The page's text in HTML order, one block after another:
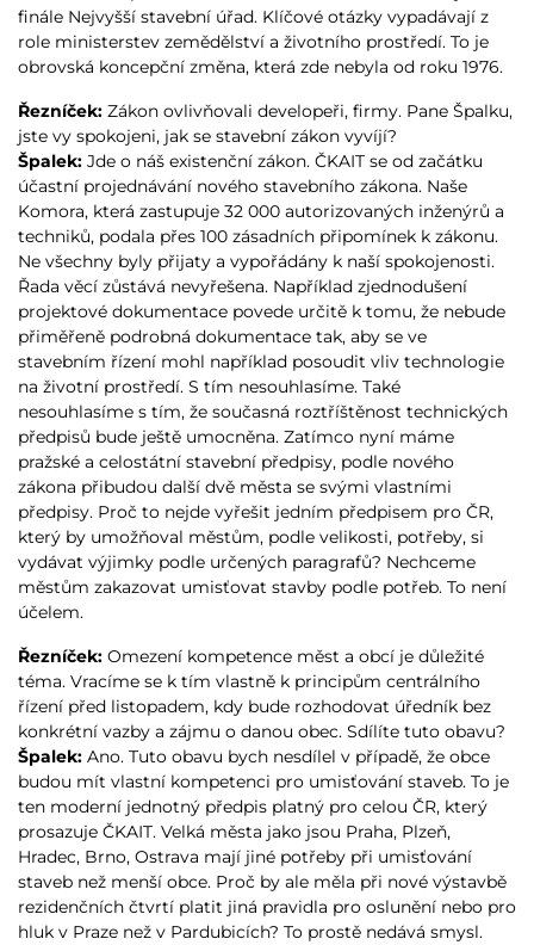
finále Nejvyšší stavební úřad. Klíčové otázky vypadávají z
role ministerstev zemědělství a životního prostředí. To je
obrovská koncepční změna, která zde nebyla od roku 1976.
Řezníček: Zákon ovlivňovali developeři, firmy. Pane Špalku,
jste vy spokojeni, jak se stavební zákon vyvíjí?
Špalek: Jde o náš existenční zákon. ČKAIT se od začátku
účastní projednávání nového stavebního zákona. Naše
Komora, která zastupuje 32 000 autorizovaných inženýrů a
techniků, podala přes 100 zásadních připomínek k zákonu.
Ne všechny byly přijaty a vypořádány k naší spokojenosti.
Řada věcí zůstává nevyřešena. Například zjednodušení
projektové dokumentace povede určitě k tomu, že nebude
přiměřeně podrobná dokumentace tak, aby se ve
stavebním řízení mohl například posoudit vliv technologie
na životní prostředí. S tím nesouhlasíme. Také
nesouhlasíme s tím, že současná roztříštěnost technických
předpisů bude ještě umocněna. Zatímco nyní máme
pražské a celostátní stavební předpisy, podle nového
zákona přibudou další dvě města se svými vlastními
předpisy. Proč to nejde vyřešit jedním předpisem pro ČR,
který by umožňoval městům, podle velikosti, potřeby, si
vydávat výjimky podle určených paragrafů? Nechceme
městům zakazovat umisťovat stavby podle potřeb. To není
účelem.
Řezníček: Omezení kompetence měst a obcí je důležité
téma. Vracíme se k tím vlastně k principům centrálního
řízení před listopadem, kdy bude rozhodovat úředník bez
konkrétní vazby a zájmu o danou obec. Sdílíte tuto obavu?
Špalek: Ano. Tuto obavu bych nesdílel v případě, že obce
budou mít vlastní kompetenci pro umisťování staveb. To je
ten moderní jednotný předpis platný pro celou ČR, který
prosazuje ČKAIT. Velká města jako jsou Praha, Plzeň,
Hradec, Brno, Ostrava mají jiné potřeby při umisťování
staveb než menší obce. Proč by ale měla při nové výstavbě
rezidenčních čtvrtí platit jiná pravidla pro oslunění nebo pro
hluk v Praze než v Pardubicích? To prostě nedává smysl.